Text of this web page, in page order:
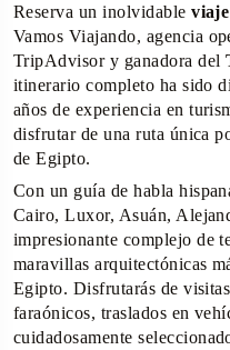
Reserva un inolvidable
Vamos Viajando, agencia
TripAdvisor y ganadora del
itinerario completo ha sido
años de experiencia en
disfrutar de una ruta única
de Egipto.
Con un guía de habla
Cairo, Luxor, Asuán,
impresionante complejo de
maravillas arquitectónicas
Egipto. Disfrutarás de
faraónicos, traslados en
cuidadosamente